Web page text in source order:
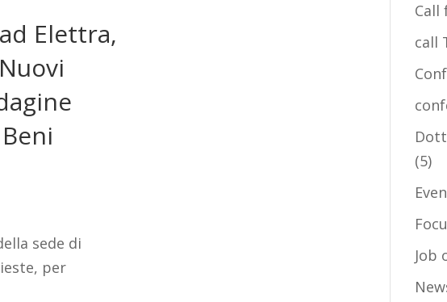
Elettra,
sede di
per
Call
call
(5)
Job